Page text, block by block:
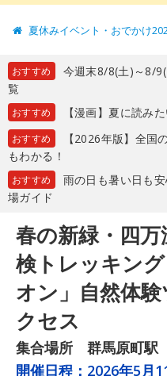
夏休みイベント・おでかけ
おすすめ
今週末8/8(土)～8/
覧
おすすめ 【漫画】夏に読み
おすすめ
【2026年版】全国
もわかる！
おすすめ
雨の日も暑い日も
場ガイド
春の新緑・四
検トレッキン
オン」自然体
クセス
集合場所 群馬原町
開催日程： 2026年5月